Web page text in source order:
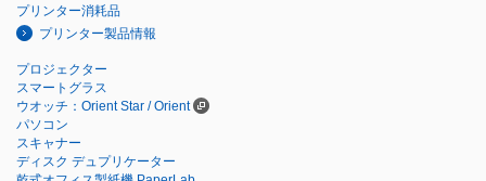
プリンター消耗品
プリンター製品情報
プロジェクター
スマートグラス
ウオッチ：Orient Star / Orient
パソコン
スキャナー
ディスク デュプリケーター